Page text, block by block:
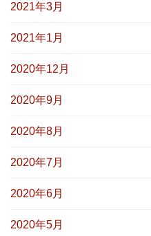
2021年3月
2021年1月
2020年12月
2020年9月
2020年8月
2020年7月
2020年6月
2020年5月